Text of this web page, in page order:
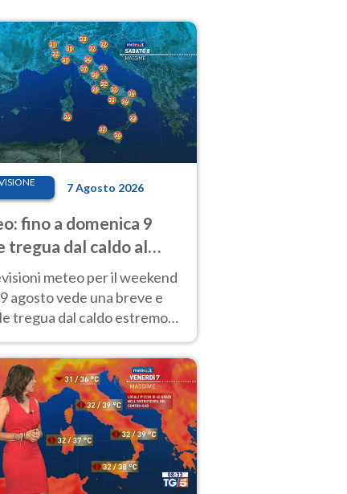
7 Agosto 2026
fino a domenica 9
tregua dal caldo al
Altrove calura e afa
meteo per il weekend
agosto vede una breve e
tregua dal caldo estremo